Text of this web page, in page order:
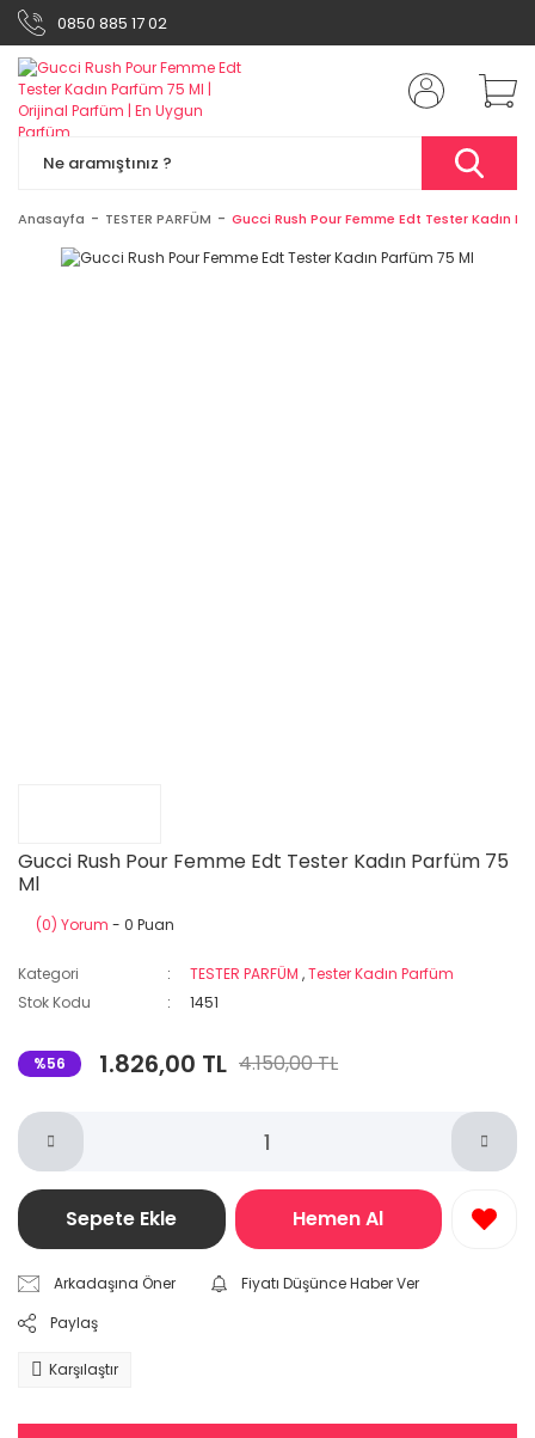
0850 885 17 02
Anasayfa TESTER PARFÜM Gucci Rush Pour Femme Edt Tester Kadın
Gucci Rush Pour Femme Edt Tester Kadın Parfüm 75
Ml
(0) Yorum - 0 Puan
Kategori TESTER PARFÜM ,Tester Kadın Parfüm
Stok Kodu
1451
%56 1.826,00 TL 4.150,00 TL
Sepete Ekle Hemen Al
Arkadaşına Öner
Fiyatı Düşünce Haber Ver
Paylaş
Karşılaştır